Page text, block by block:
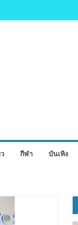
กีฬา บันเทิง